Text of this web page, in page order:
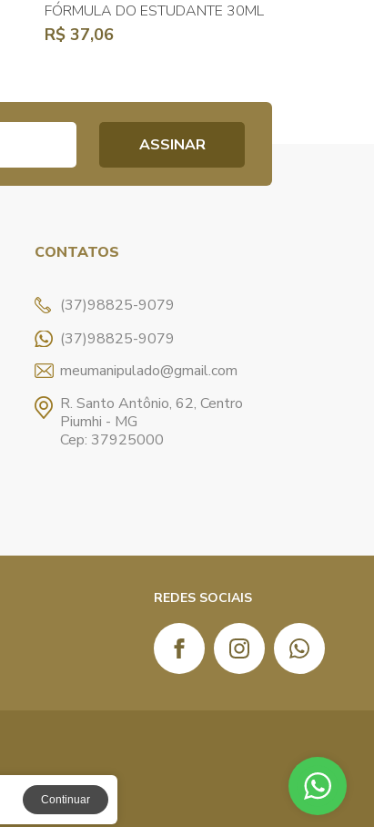
FÓRMULA DO ESTUDANTE 30ML
R$ 37,06
CONTATOS
(37)98825-9079
(37)98825-9079
meumanipulado@gmail.com
R. Santo Antônio, 62, Centro
Piumhi - MG
Cep: 37925000
REDES SOCIAIS
Continuar